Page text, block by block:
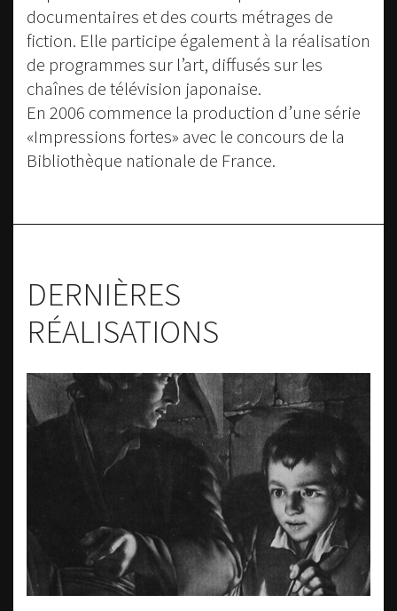
documentaires et des courts métrages de
fiction. Elle participe également à la réalisation
de programmes sur l’art, diffusés sur les
chaînes de télévision japonaise.
En 2006 commence la production d’une série
«Impressions fortes» avec le concours de la
Bibliothèque nationale de France.
DERNIÈRES
RÉALISATIONS